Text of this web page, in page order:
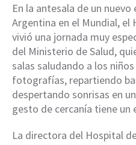
En la antesala de un
Argentina en el Mundial, el
vivió una jornada muy
del Ministerio de Salud,
salas saludando a los
fotografías, repartiendo
despertando sonrisas en
gesto de cercanía tiene un
La directora del Hospital